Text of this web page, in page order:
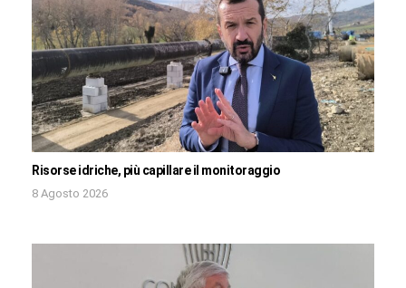
Risorse idriche, più capillare il monitoraggio
8 Agosto 2026